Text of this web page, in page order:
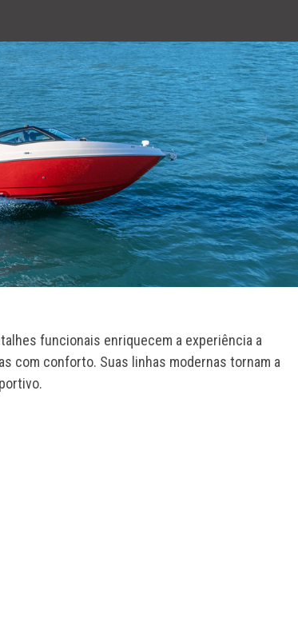
funcionais enriquecem a experiência a
com conforto. Suas linhas modernas tornam a